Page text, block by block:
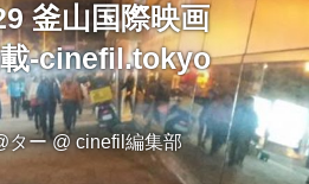
釜山国際映画
-cinefil.tokyo
ター@cinefil編集部